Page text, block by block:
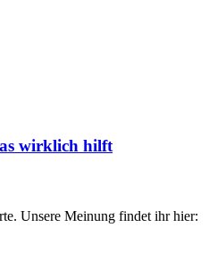
wirklich hilft
Unsere Meinung findet ihr hier: